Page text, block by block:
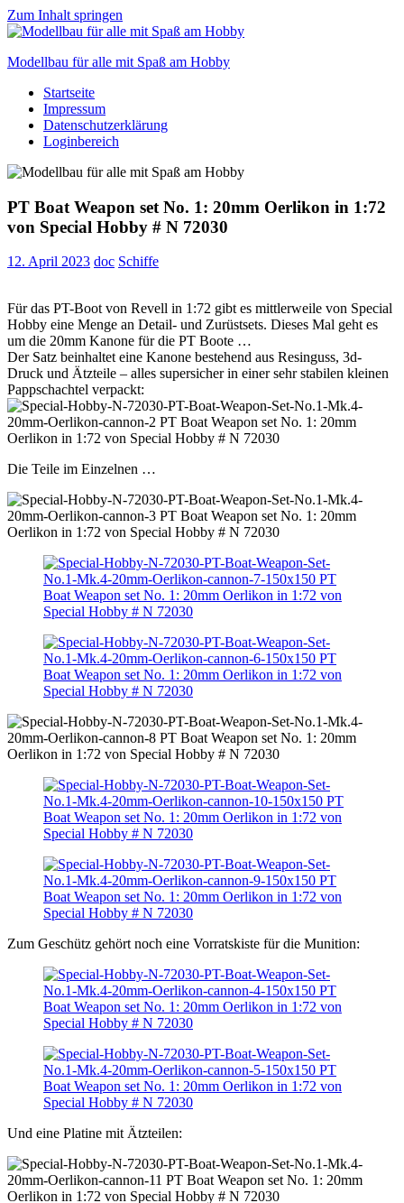
Zum Inhalt springen
Modellbau für alle mit Spaß am Hobby
Scale
modelling
to
Startseite
Impressum
Datenschutzerklärung
Loginbereich
PT Boat Weapon set No. 1: 20mm Oerlikon in 1:72
von Special Hobby # N 72030
12. April 2023 doc Schiffe
Für das PT-Boot von Revell in 1:72 gibt es mittlerweile von Special
Hobby eine Menge an Detail- und Zurüstsets. Dieses Mal geht es
um die 20mm Kanone für die PT Boote …
Der Satz beinhaltet eine Kanone bestehend aus Resinguss, 3d-
Druck und Ätzteile – alles supersicher in einer sehr stabilen kleinen
Pappschachtel verpackt:
Die Teile im Einzelnen …
Zum Geschütz gehört noch eine Vorratskiste für die Munition:
Und eine Platine mit Ätzteilen: